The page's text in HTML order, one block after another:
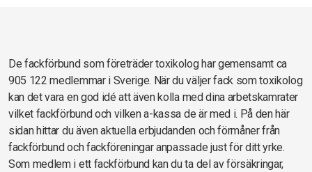
De fackförbund som företräder toxikolog har gemensamt ca
905 122 medlemmar i Sverige. När du väljer fack som toxikolog
kan det vara en god idé att även kolla med dina arbetskamrater
vilket fackförbund och vilken a-kassa de är med i. På den här
sidan hittar du även aktuella erbjudanden och förmåner från
fackförbund och fackföreningar anpassade just för ditt yrke.
Som medlem i ett fackförbund kan du ta del av försäkringar,